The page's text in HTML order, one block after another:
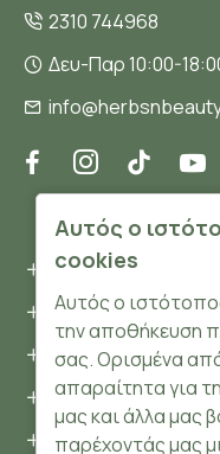
2310 744968
Δευ-Παρ 10:00-
Όροι και συνθήκες
Προσωπικά
Ασφάλεια
Τρόποι Πληρωμής
Τρόποι Αποστολής
Αυτός ο
cookies
Αυτός ο
την αποθήκευση
σας. Ορισμένα
απαραίτητα για
μας και άλλα μας
παρέχοντάς μας